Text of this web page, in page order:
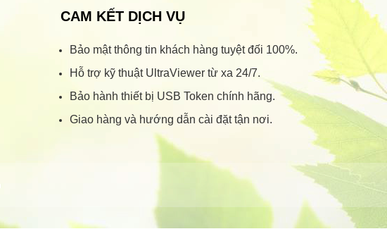
CAM KẾT DỊCH VỤ
Bảo mật thông tin khách hàng tuyệt đối 100%.
Hỗ trợ kỹ thuật UltraViewer từ xa 24/7.
Bảo hành thiết bị USB Token chính hãng.
Giao hàng và hướng dẫn cài đặt tận nơi.